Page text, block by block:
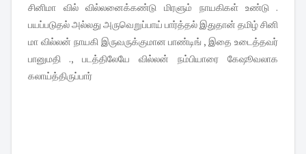
சினிமா வில் வில்லனைக்கண்டு மிரளும் நாயகிகள் உண்டு .
பயப்படுதல் அல்லது அருவெறுப்பாய் பார்த்தல் இதுதான் தமிழ் சினி
மா வில்லன் நாயகி இருவருக்குமான பாண்டிங் , இதை உடைத்தவர்
பானுமதி ., படத்திலேயே வில்லன் நம்பியாரை கேஷூவலாக
கலாய்த்திருப்பார்